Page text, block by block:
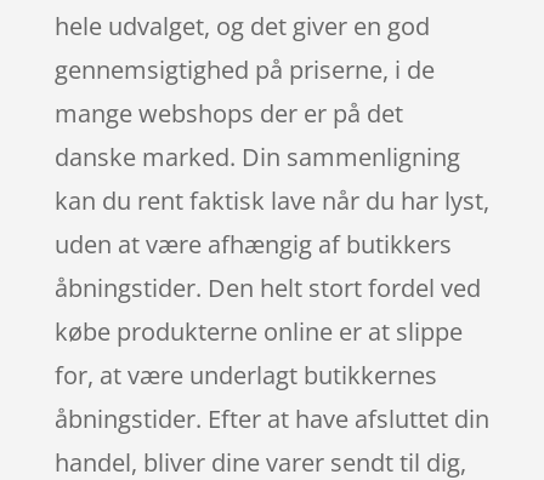
hele udvalget, og det giver en god
gennemsigtighed på priserne, i de
mange webshops der er på det
danske marked. Din sammenligning
kan du rent faktisk lave når du har lyst,
uden at være afhængig af butikkers
åbningstider. Den helt stort fordel ved
købe produkterne online er at slippe
for, at være underlagt butikkernes
åbningstider. Efter at have afsluttet din
handel, bliver dine varer sendt til dig,